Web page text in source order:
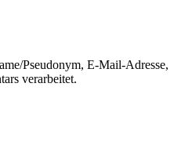
Pseudonym, E-Mail-Adresse,
verarbeitet.